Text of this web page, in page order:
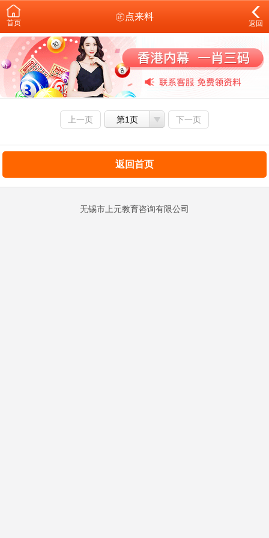
首页
㊣点来料
返回
上一页 第1页 下一页
返回首页
无锡市上元教育咨询有限公司